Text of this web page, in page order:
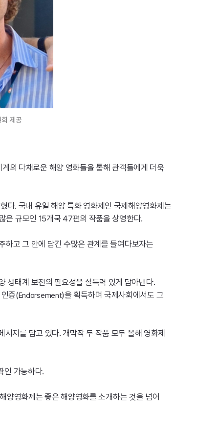
제공
의 다채로운 해양 영화들을 통해 관객들에게 더욱
다. 국내 유일 해양 특화 영화제인 국제해양영화제는
은 규모인 15개국 47편의 작품을 상영한다.
하고 그 안에 담긴 수많은 관계를 들여다보자는
생태계 보전의 필요성을 설득력 있게 담아낸다.
증(Endorsement)을 획득하며 국제사회에서도 그
지를 담고 있다. 개막작 두 작품 모두 올해 영화제
인 가능하다.
양영화제는 좋은 해양영화를 소개하는 것을 넘어